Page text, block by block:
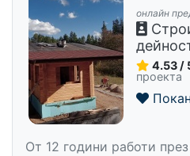
онлайн
4.53 /
проекта
От 12 години работи